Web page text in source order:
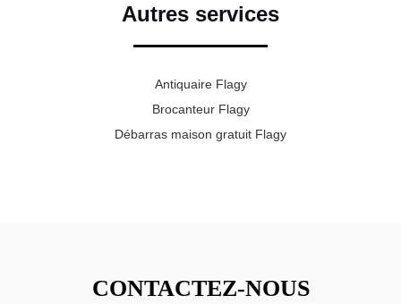
Autres services
Antiquaire Flagy
Brocanteur Flagy
Débarras maison gratuit Flagy
CONTACTEZ-NOUS